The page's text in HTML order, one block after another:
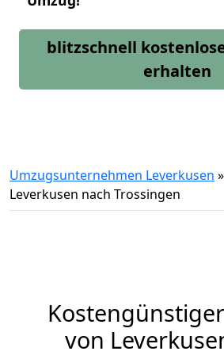
blitzschnell
erhalten
Umzugsunternehmen Leverkusen »
Leverkusen nach Trossingen
von